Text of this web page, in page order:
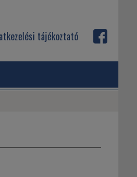
tájékoztató